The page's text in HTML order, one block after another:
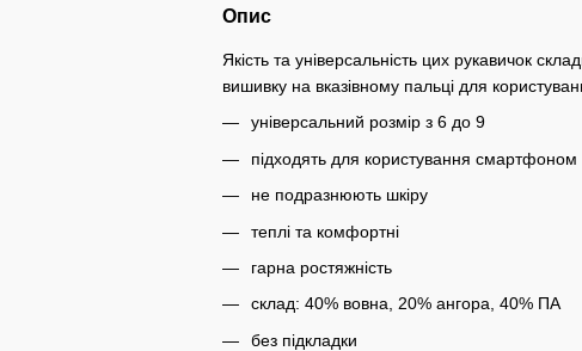
Опис
Якість та універсальність цих рукавичок
вишивку на вказівному пальці для
універсальний розмір з 6 до 9
підходять для користування смартфоном
не подразнюють шкіру
теплі та комфортні
гарна ростяжність
склад: 40% вовна, 20% ангора, 40% ПА
без підкладки